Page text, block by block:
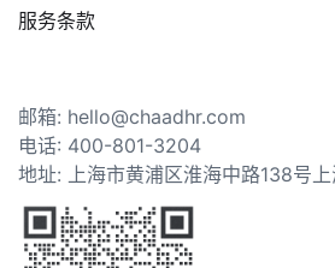
服务条款
邮箱: hello@chaadhr.com
电话: 400-801-3204
地址: 上海市黄浦区淮海中路138号